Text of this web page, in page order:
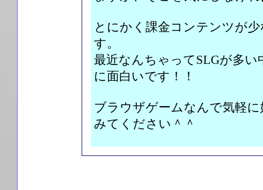
とにかく課金コンテンツが
す。
最近なんちゃってSLGが多
に面白いです！！
ブラウザゲームなんで気軽
みてください＾＾